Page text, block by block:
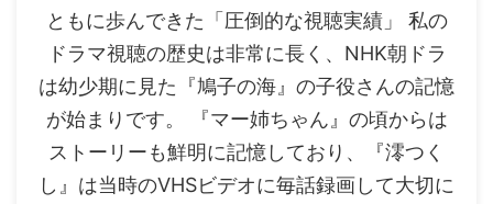
ともに歩んできた「圧倒的な視聴実績」 私の
ドラマ視聴の歴史は非常に長く、NHK朝ドラ
は幼少期に見た『鳩子の海』の子役さんの記憶
が始まりです。 『マー姉ちゃん』の頃からは
ストーリーも鮮明に記憶しており、『澪つく
し』は当時のVHSビデオに毎話録画して大切に